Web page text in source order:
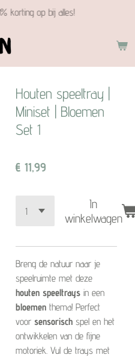
korting op bij alles!
Houten speeltray |
Miniset | Bloemen
Set 1
€ 11,99
In
winkelwagen
Breng de natuur naar je
speelruimte met deze
houten speeltrays in een
bloemen thema! Perfect
voor sensorisch spel en het
ontwikkelen van de fijne
motoriek. Vul de trays met